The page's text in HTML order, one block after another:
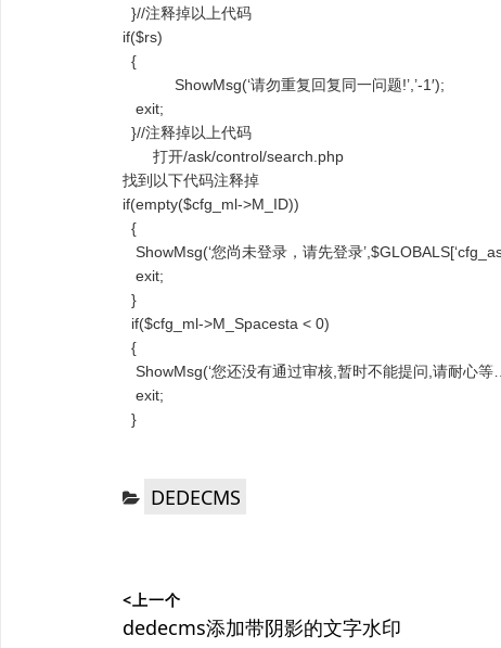
}//注释掉以上代码
if($rs)
{
ShowMsg(‘请勿重复回复同一问题!’,’-1′);
exit;
}//注释掉以上代码
打开/ask/control/search.php
找到以下代码注释掉
if(empty($cfg_ml->M_ID))
{
ShowMsg(‘您尚未登录，请先登录
exit;
}
if($cfg_ml->M_Spacesta < 0)
{
ShowMsg(‘您还没有通过审核,暂时不能提问,请耐心等
exit;
}
分 DEDECMS
章
<上一个
上
dedecms添加带阴影的文字水印